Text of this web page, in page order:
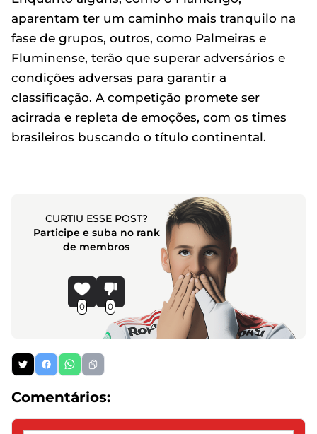
aparentam ter um caminho mais tranquilo na
fase de grupos, outros, como Palmeiras e
Fluminense, terão que superar adversários e
condições adversas para garantir a
classificação. A competição promete ser
acirrada e repleta de emoções, com os times
brasileiros buscando o título continental.
CURTIU ESSE POST?
Participe e suba no rank
de membros
0 0
Comentários: